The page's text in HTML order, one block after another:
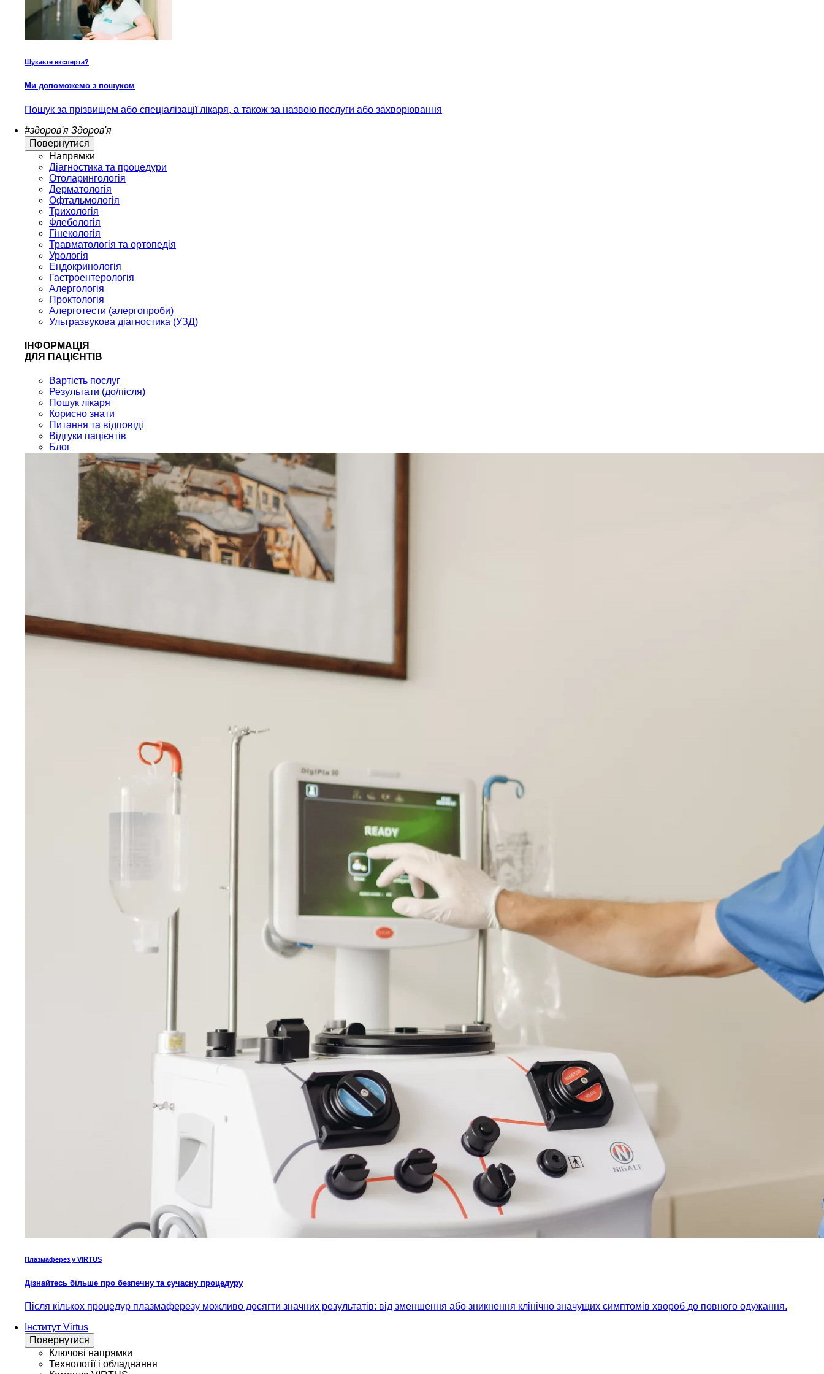
Шукаєте експерта?
Ми допоможемо з пошуком
Пошук за прізвищем або спеціалізації лікаря, а також за назвою послуги або захворювання
#здоров'я Здоров'я
Повернутися
Напрямки
Діагностика та процедури
Отоларингологія
Дерматологія
Офтальмологія
Трихологія
Флебологія
Гінекологія
Травматологія та ортопедія
Урологія
Ендокринологія
Гастроентерологія
Алергологія
Проктологія
Алерготести (алергопроби)
Ультразвукова діагностика (УЗД)
ІНФОРМАЦІЯ
ДЛЯ ПАЦІЄНТІВ
Вартість послуг
Результати (до/після)
Пошук лікаря
Корисно знати
Питання та відповіді
Відгуки пацієнтів
Блог
Плазмаферез у VIRTUS
Дізнайтесь більше про безпечну та сучасну процедуру
Після кількох процедур плазмаферезу можливо досягти значних результатів: від зменшення або зникнення клінічно значущих симптомів хвороб до повного одужання.
Інститут Virtus
Повернутися
Ключові напрямки
Технології і обладнання